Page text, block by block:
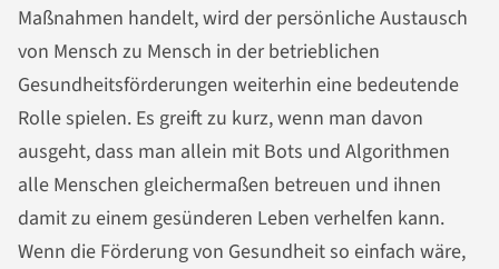
Maßnahmen handelt, wird der persönliche Austausch
von Mensch zu Mensch in der betrieblichen
Gesundheitsförderungen weiterhin eine bedeutende
Rolle spielen. Es greift zu kurz, wenn man davon
ausgeht, dass man allein mit Bots und Algorithmen
alle Menschen gleichermaßen betreuen und ihnen
damit zu einem gesünderen Leben verhelfen kann.
Wenn die Förderung von Gesundheit so einfach wäre,